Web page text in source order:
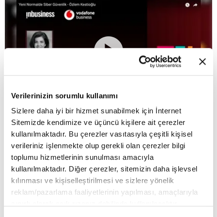
Verilerinizin sorumlu kullanımı
Sizlere daha iyi bir hizmet sunabilmek için İnternet
Sitemizde kendimize ve üçüncü kişilere ait çerezler
kullanılmaktadır. Bu çerezler vasıtasıyla çeşitli kişisel
verileriniz işlenmekte olup gerekli olan çerezler bilgi
toplumu hizmetlerinin sunulması amacıyla
kullanılmaktadır. Diğer çerezler, sitemizin daha işlevsel
kılınması ve kişiselleştirilmesi ve sizlere yönelik
reklam/pazarlama faaliyetlerinin yapılması, amaçlarıyla
Future of Technology webinar serisi “Yeni
Normalde Siber Güvenlik” webinarı: Açılış
Konuşması - Özlem Kestioğlu
Video / Podcast 6 Temmuz 2022